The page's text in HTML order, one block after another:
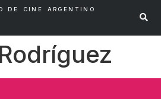
DE CINE ARGENTINO